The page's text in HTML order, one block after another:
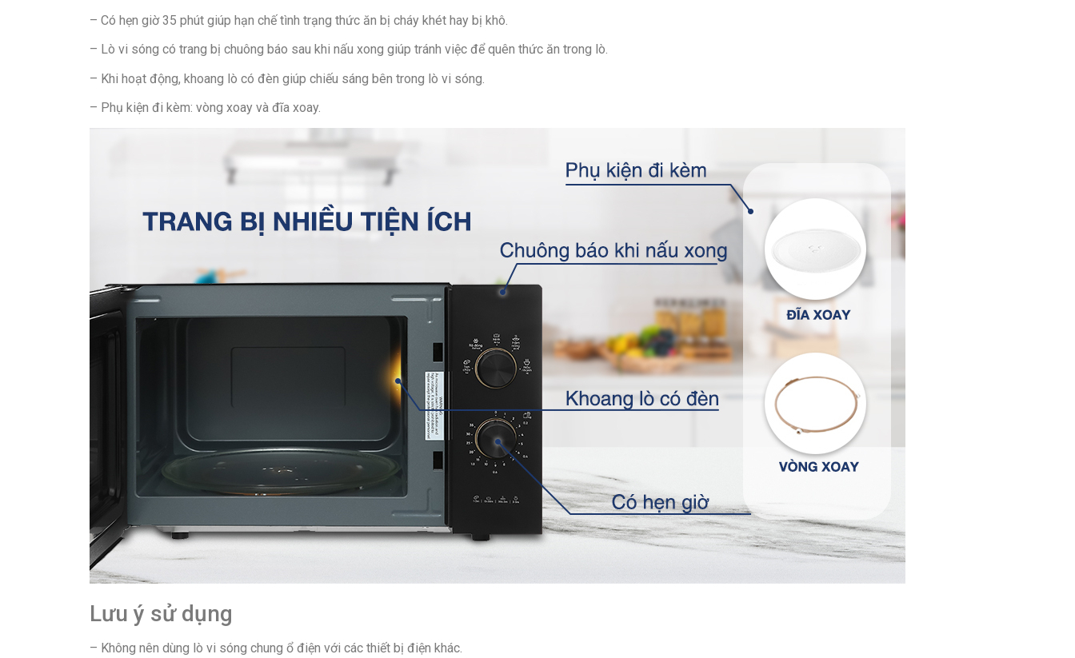
– Có hẹn giờ 35 phút giúp hạn chế tình trạng thức ăn bị cháy khét hay bị khô.
– Lò vi sóng có trang bị chuông báo sau khi nấu xong giúp tránh việc để quên thức ăn trong lò.
– Khi hoạt động, khoang lò có đèn giúp chiếu sáng bên trong lò vi sóng.
– Phụ kiện đi kèm: vòng xoay và đĩa xoay.
Lưu ý sử dụng
– Không nên dùng lò vi sóng chung ổ điện với các thiết bị điện khác.